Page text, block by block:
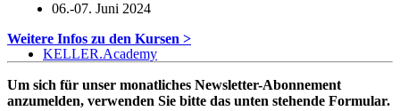
KELLER.Academy
06.-07. Juni 2024
Weitere Infos zu den Kursen >
Um sich für unser monatliches Newsletter-Abonnement
anzumelden, verwenden Sie bitte das unten stehende Formular.